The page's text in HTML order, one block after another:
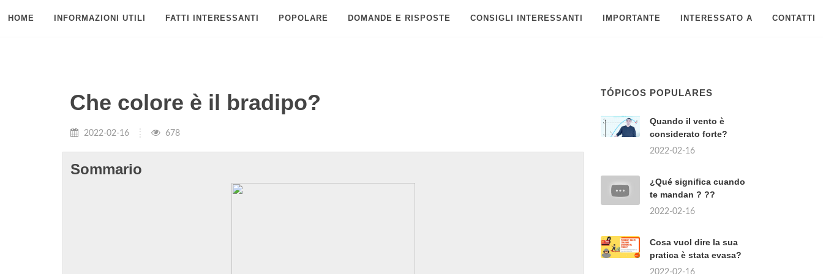
HOME INFORMAZIONI UTILI FATTI INTERESSANTI POPOLARE DOMANDE E RISPOSTE CONSIGLI INTERESSANTI IMPORTANTE INTERESSATO A CONTATTI
Che colore è il bradipo?
2022-02-16 678
Sommario
TÓPICOS POPULARES
Quando il vento è
considerato forte?
2022-02-16
¿Qué significa cuando
te mandan ? ??
2022-02-16
Cosa vuol dire la sua
pratica è stata evasa?
2022-02-16